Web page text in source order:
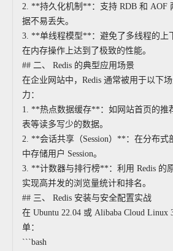
2. **持久化机制**：支持 RDB 和 AOF
据不易丢失。
3. **单线程模型**：避免了多线程的上
在内存操作上达到了极致的性能。
## 二、 Redis 的典型应用场景
在企业网站中，Redis 通常被用于以下
力：
1. **热点数据缓存**：如网站首页的推
表等读多写少的数据。
2. **会话共享（Session）**：在分布式
中存储用户 Session。
3. **计数器与排行榜**：利用 Redis 的
实现高并发的浏览量统计和排名。
## 三、 Redis 安装与安全配置实战
在 Ubuntu 22.04 或 Alibaba Cloud Linux
单：
```bash